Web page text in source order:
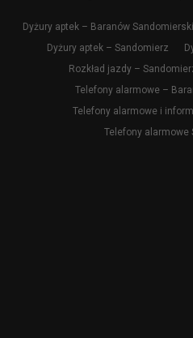
Dyżury aptek – Baranów
Dyżury aptek – Sandomierz
Rozkład jazdy –
Telefony alarmowe –
Telefony alarmowe i
Telefony alarmowe